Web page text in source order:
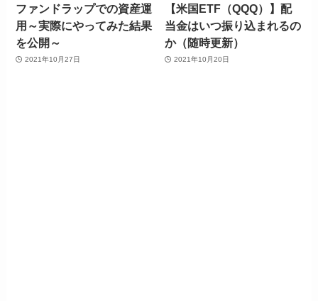
ファンドラップでの資産運
用～実際にやってみた結果
を公開～
2021年10月27日
【米国ETF（QQQ）】配
当金はいつ振り込まれるの
か（随時更新）
2021年10月20日